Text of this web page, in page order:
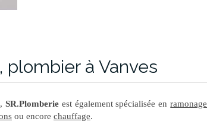
plombier à Vanves
, SR.Plomberieest également spécialisée enramonage
ou encore chauffage.